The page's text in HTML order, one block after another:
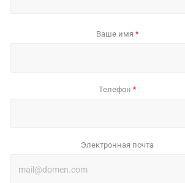
Ваше имя *
Телефон *
Электронная почта